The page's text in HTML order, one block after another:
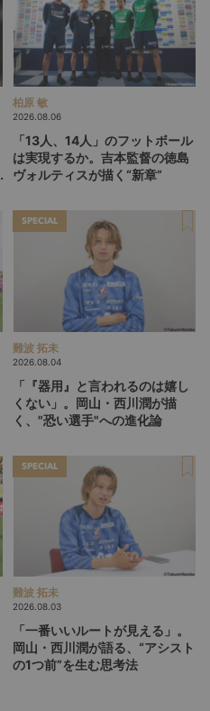
柏原 敏
2026.08.06
「13人、14人」のフットボール
は実現するか。吉本監督の徳島
ヴォルティスが描く“新章”
SPECIAL
難波 拓未
2026.08.04
「『器用』と言われるのは嬉し
くない」。岡山・西川潤が描
く、"恐い選手"への進化論
SPECIAL
難波 拓未
2026.08.03
「一番いいルートが見える」。
岡山・西川潤が語る、“アシスト
の1つ前”を生む思考法